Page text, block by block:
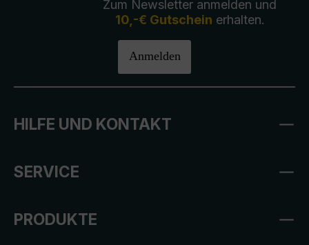
Zum Newsletter anmelden und
10,-€ Gutschein erhalten.
Anmelden
HILFE UND KONTAKT
SERVICE
PRODUKTE